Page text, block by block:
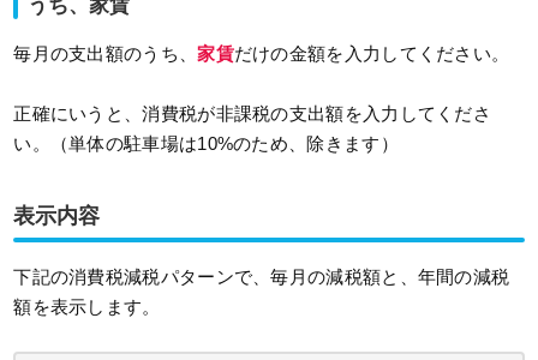
うち、家賃
毎月の支出額のうち、家賃だけの金額を入力してください。
正確にいうと、消費税が非課税の支出額を入力してくださ
い。（単体の駐車場は10%のため、除きます）
表示内容
下記の消費税減税パターンで、毎月の減税額と、年間の減税
額を表示します。